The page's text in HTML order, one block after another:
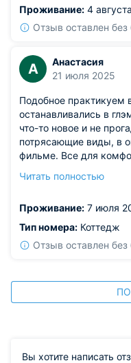
Проживание: 4
Отзыв оставлен
А
Анастасия
21 июля 2025
Подобное практикуем
останавливались в
что-то новое и не
потрясающие виды, в
фильме. Все для
очень кстати. Домик
Читать полностью
Проживание: 7 июля
Тип номера: Коттедж
Отзыв оставлен
Вы хотите написать